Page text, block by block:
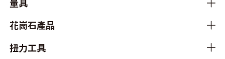
花崗石產品
扭力工具